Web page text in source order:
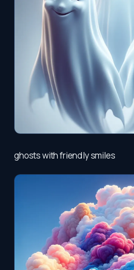
ghosts with friendly smiles